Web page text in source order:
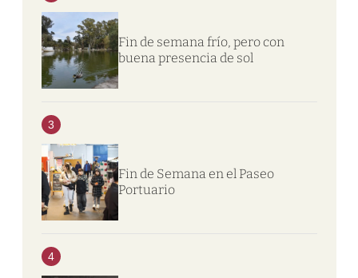
Fin de semana frío, pero con
buena presencia de sol
3
Fin de Semana en el Paseo
Portuario
4